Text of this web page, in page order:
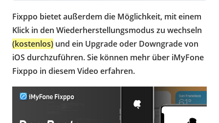
Fixppo bietet außerdem die Möglichkeit, mit einem
Klick in den Wiederherstellungsmodus zu wechseln
(kostenlos) und ein Upgrade oder Downgrade von
iOS durchzuführen. Sie können mehr über iMyFone
Fixppo in diesem Video erfahren.